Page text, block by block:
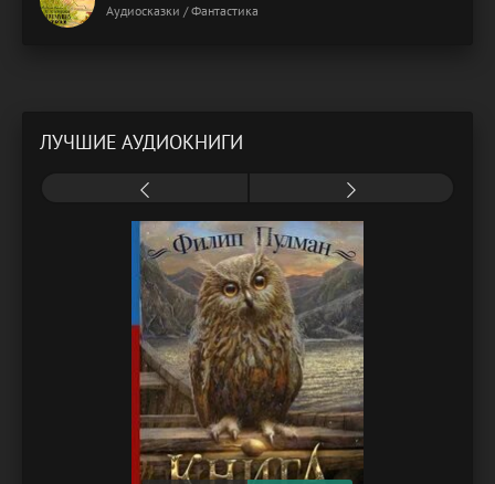
Аудиосказки / Фантастика
ЛУЧШИЕ АУДИОКНИГИ